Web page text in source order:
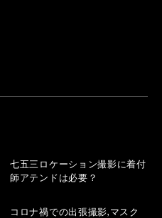
七五三ロケーション撮影に着付
師アテンドは必要？
コロナ禍での出張撮影,マスク